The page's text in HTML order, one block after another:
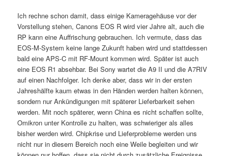
Ich rechne schon damit, dass einige Kameragehäuse vor der
Vorstellung stehen, Canons EOS R wird vier Jahre alt, auch die
RP kann eine Auffrischung gebrauchen. Ich vermute, dass das
EOS-M-System keine lange Zukunft haben wird und stattdessen
bald eine APS-C mit RF-Mount kommen wird. Später ist auch
eine EOS R1 absehbar. Bei Sony wartet die A9 II und die A7RIV
auf einen Nachfolger. Ich denke aber, dass wir in der ersten
Jahreshälfte kaum etwas in den Händen werden halten können,
sondern nur Ankündigungen mit späterer Lieferbarkeit sehen
werden. Mit noch späterer, wenn China es nicht schaffen sollte,
Omikron unter Kontrolle zu halten, was schwieriger als alles
bisher werden wird. Chipkrise und Lieferprobleme werden uns
nicht nur in diesem Bereich noch eine Weile begleiten und wir